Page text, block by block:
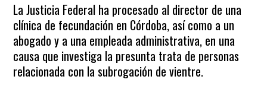
La Justicia Federal ha procesado al director de una
clínica de fecundación en Córdoba, así como a un
abogado y a una empleada administrativa, en una
causa que investiga la presunta trata de personas
relacionada con la subrogación de vientre.